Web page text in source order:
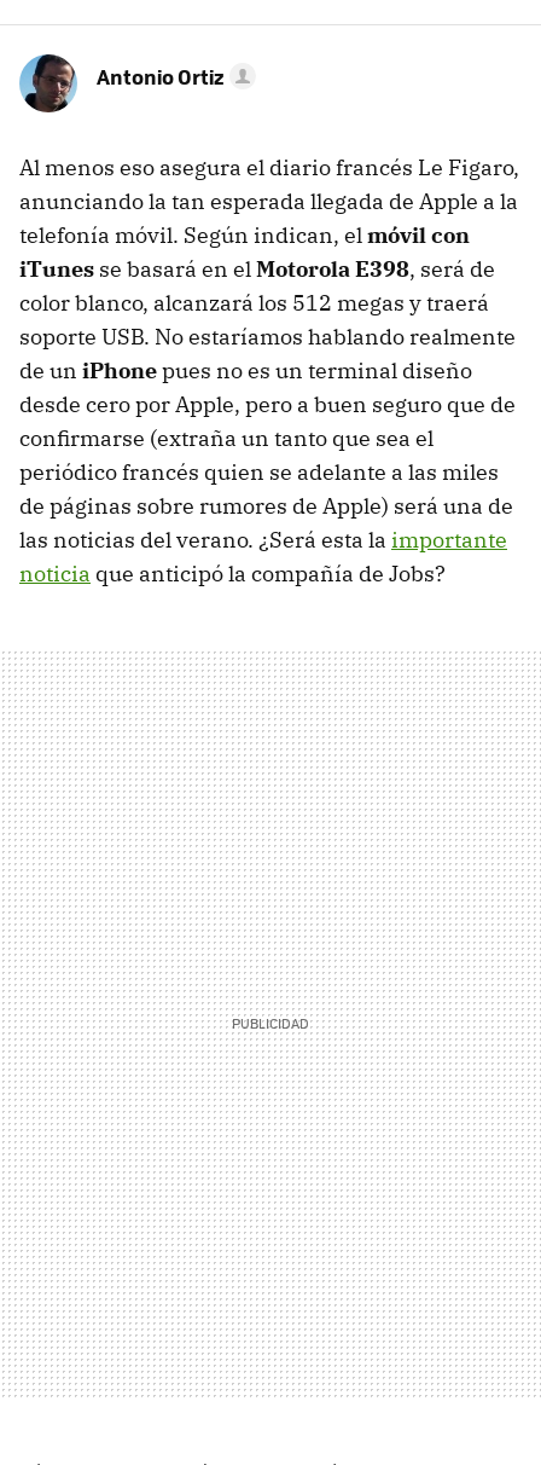
Antonio Ortiz
Al menos eso asegura el diario francés Le Figaro,
anunciando la tan esperada llegada de Apple a la
telefonía móvil. Según indican, elmóvil con
iTunes se basará en elMotorola E398, será de
color blanco, alcanzará los 512 megas y traerá
soporte USB. No estaríamos hablando realmente
de un iPhonepues no es un terminal diseño
desde cero por Apple, pero a buen seguro que de
confirmarse (extraña un tanto que sea el
periódico francés quien se adelante a las miles
de páginas sobre rumores de Apple) será una de
las noticias del verano. ¿Será esta la importante
noticia que anticipó la compañía de Jobs?